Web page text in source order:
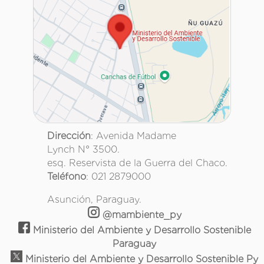
Dirección: Avenida Madame
Lynch N° 3500.
esq. Reservista de la Guerra del Chaco.
Teléfono: 021 2879000
Asunción, Paraguay.
@mambiente_py
Ministerio del Ambiente y Desarrollo Sostenible
Paraguay
Ministerio del Ambiente y Desarrollo Sostenible Py